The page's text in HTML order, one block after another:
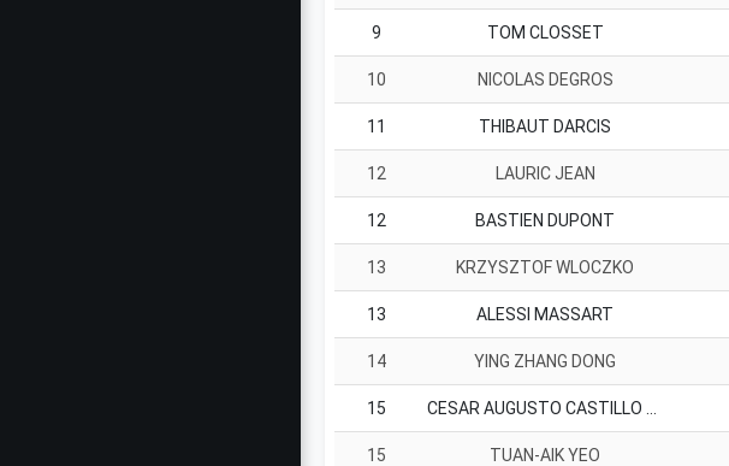
9 TOM CLOSSET
10 NICOLAS DEGROS
11 THIBAUT DARCIS
12 LAURIC JEAN
12 BASTIEN DUPONT
13 KRZYSZTOF WLOCZKO
13 ALESSI MASSART
14 YING ZHANG DONG
15
15 TUAN-AIK YEO